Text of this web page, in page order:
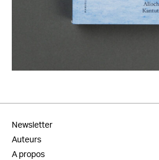
Newsletter
Auteurs
A propos